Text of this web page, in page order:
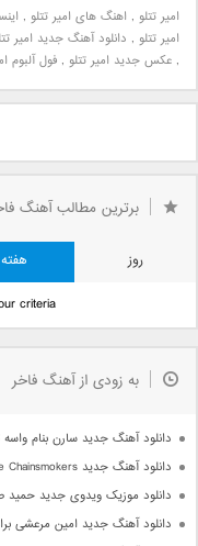
امیر تتلو , اهنگ های امیر تتلو ,
امیر تتلو , دانلود آهنگ جدید امیر
, عکس جدید امیر تتلو , فول آلبوم
برترین مطالب آهنگ
روز هفته
criteria.
به زودی از آهنگ فاخر
دانلود آهنگ جدید سارن بنام واسه
دانلود آهنگ جدید The Chainsmokers و Emily Warren بنام Side Effects
دانلود موزیک ویدوی جدید
دانلود آهنگ جدید امین مرعشی